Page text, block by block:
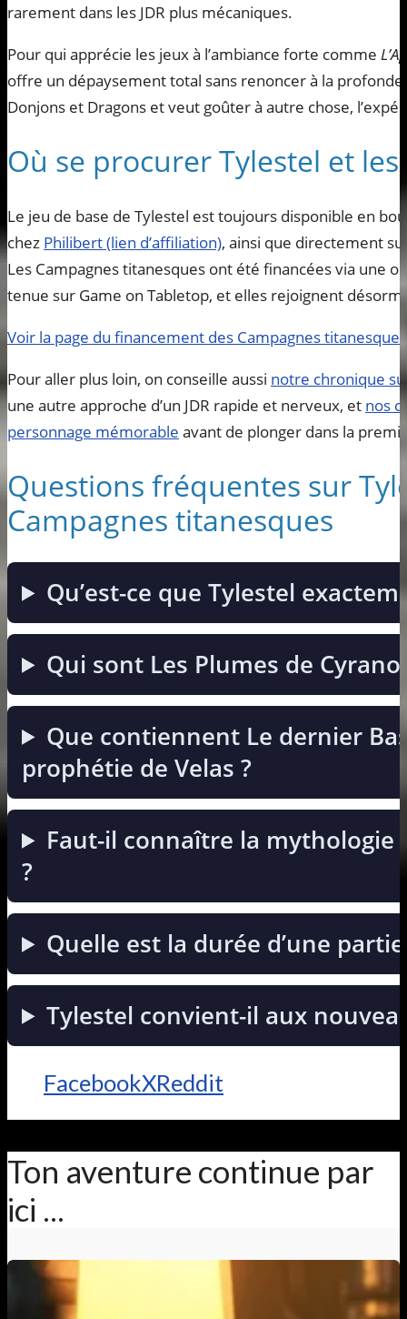
rarement dans les JDR plus mécaniques.
Pour qui apprécie les jeux à l’ambiance forte comme
offre un dépaysement total sans renoncer à la
Donjons et Dragons et veut goûter à autre chose,
Où se procurer Tylestel et
Le jeu de base de Tylestel est toujours disponible en
chez Philibert (lien d’affiliation), ainsi que directement
Les Campagnes titanesques ont été financées via une
tenue sur Game on Tabletop, et elles rejoignent
Voir la page du financement des Campagnes titanesques
Pour aller plus loin, on conseille aussi notre chronique
une autre approche d’un JDR rapide et nerveux, et nos
personnage mémorable avant de plonger dans la
Questions fréquentes sur
Campagnes titanesques
Qu’est-ce que Tylestel
Qui sont Les Plumes de Cyrano
Que contiennent Le dernier
prophétie de Velas ?
Faut-il connaître la mythologie
?
Quelle est la durée d’une
Tylestel convient-il aux
FacebookXReddit
Ton aventure continue par
ici ...